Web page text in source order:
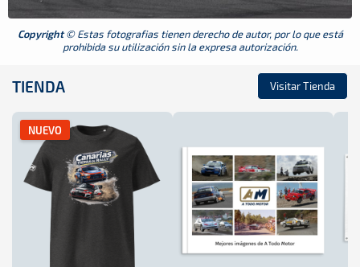
Copyright© Estas fotografias tienen derecho de autor, por lo que está
prohibida su utilización sin la expresa autorización.
TIENDA Visitar Tienda
NUEVO